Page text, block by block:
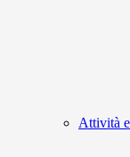
Attività